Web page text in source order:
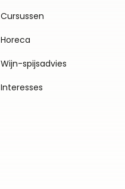
Cursussen
Horeca
Wijn-spijsadvies
Interesses